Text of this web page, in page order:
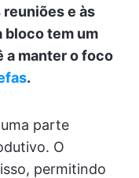
e às
bloco tem um
a manter o foco
.
parte
O
permitindo